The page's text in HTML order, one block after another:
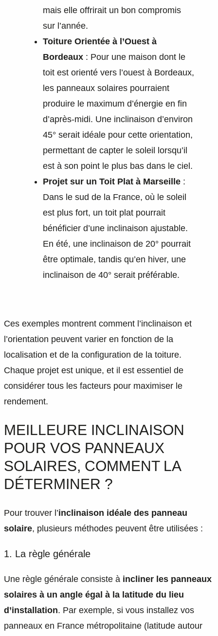
mais elle offrirait un bon compromis
sur l’année.
Toiture Orientée à l’Ouest à
Bordeaux : Pour une maison dont le
toit est orienté vers l’ouest à Bordeaux,
les panneaux solaires pourraient
produire le maximum d’énergie en fin
d’après-midi. Une inclinaison d’environ
45° serait idéale pour cette orientation,
permettant de capter le soleil lorsqu’il
est à son point le plus bas dans le ciel.
Projet sur un Toit Plat à Marseille :
Dans le sud de la France, où le soleil
est plus fort, un toit plat pourrait
bénéficier d’une inclinaison ajustable.
En été, une inclinaison de 20° pourrait
être optimale, tandis qu’en hiver, une
inclinaison de 40° serait préférable.
Ces exemples montrent comment l’inclinaison et
l’orientation peuvent varier en fonction de la
localisation et de la configuration de la toiture.
Chaque projet est unique, et il est essentiel de
considérer tous les facteurs pour maximiser le
rendement.
MEILLEURE INCLINAISON
POUR VOS PANNEAUX
SOLAIRES, COMMENT LA
DÉTERMINER ?
Pour trouver l’inclinaison idéale des panneau
solaire, plusieurs méthodes peuvent être utilisées :
1. La règle générale
Une règle générale consiste à incliner les panneaux
solaires à un angle égal à la latitude du lieu
d’installation. Par exemple, si vous installez vos
panneaux en France métropolitaine (latitude autour